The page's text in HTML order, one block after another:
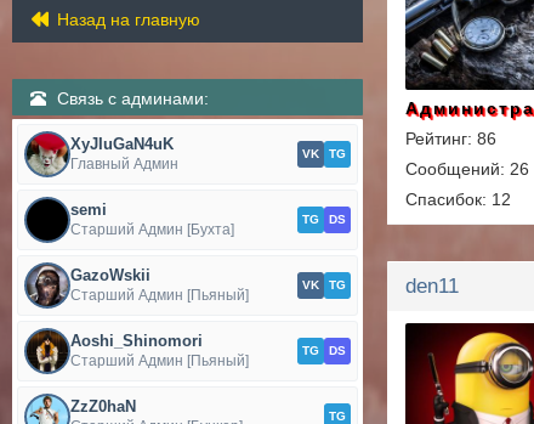
Назад на главную
Связь с админами:
XyJIuGaN4uK
Главный Админ
VK TG
semi
Старший Админ [Бухта]
TG DS
GazoWskii
Старший Админ [Пьяный]
VK TG
Aoshi_Shinomori
Старший Админ [Пьяный]
TG DS
ZzZ0haN
TG
Рейтинг: 86
Сообщений: 26
Спасибок: 12
den11